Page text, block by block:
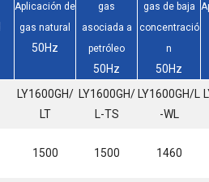
Aplicación de
gas natural
50Hz
gas
asociada a
petróleo
50Hz
gas de baja
concentració
n
50Hz
LY1600GH/
LT
LY1600GH/
L-TS
LY1600GH/L
-WL
1500 1500 1460